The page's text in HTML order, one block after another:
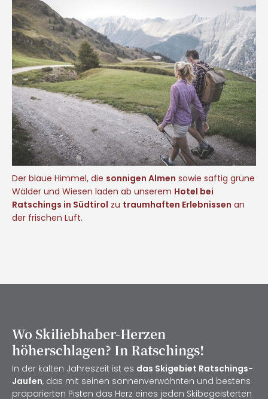
Der blaue Himmel, die sonnigen Almen sowie saftig grüne
Wälder und Wiesen laden ab unserem Hotel bei
Ratschings in Südtirol zu traumhaften Erlebnissen an
der frischen Luft.
Wo Skiliebhaber-Herzen
höherschlagen? In Ratschings!
In der kalten Jahreszeit ist es das Skigebiet Ratschings-
Jaufen, das mit seinen sonnenverwöhnten und bestens
präparierten Pisten das Herz eines jeden Skibegeisterten